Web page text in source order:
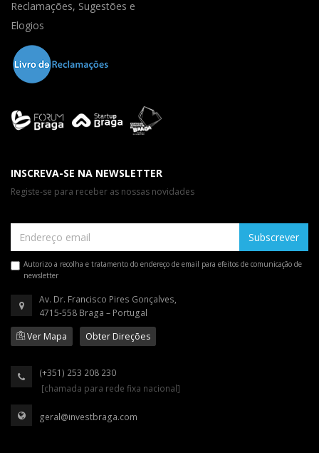
Reclamações, Sugestões e
Elogios
INSCREVA-SE NA NEWSLETTER
Registe-se para receber as nossas novidades
Subscrever
Autorizo a recolha e tratamento do endereço de email para efeitos de comunicação de
newsletter
Av. Dr. Francisco Pires Gonçalves,
4715-558 Braga – Portugal
Ver Mapa
Obter Direções
(+351) 253 208 230
[chamada para rede fixa nacional]
geral@investbraga.com